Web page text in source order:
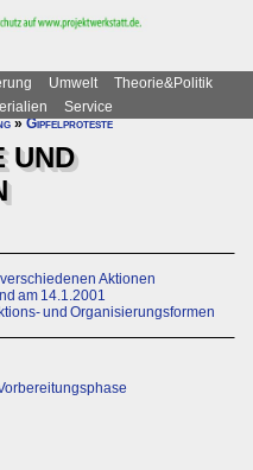
Umwelt
Theorie&Politik
Service
»Gipfelproteste
UND
Aktionen
am 14.1.2001
und Organisierungsformen